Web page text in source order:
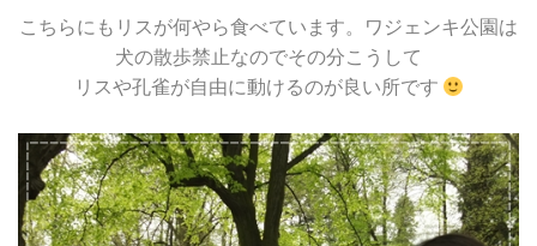
こちらにもリスが何やら食べています。ワジェンキ公園は
犬の散歩禁止なのでその分こうして
リスや孔雀が自由に動けるのが良い所です